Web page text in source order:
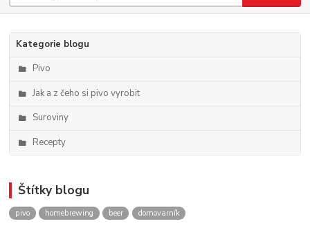
Kategorie blogu
Pivo
Jak a z čeho si pivo vyrobit
Suroviny
Recepty
Štítky blogu
pivo homebrewing beer domovarník